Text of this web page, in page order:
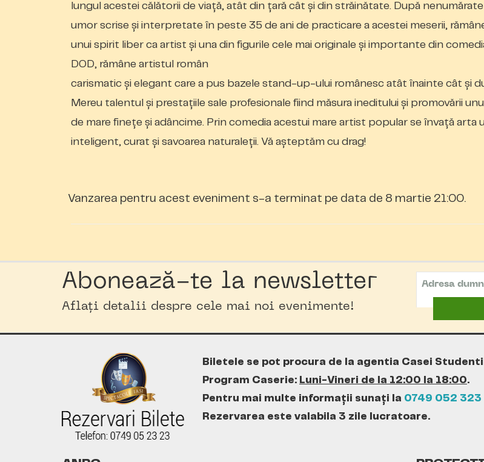
lungul acestei călătorii de viață, atât din țară cât și din străinătate. După
umor scrise și interpretate în peste 35 de ani de practicare a acestei meserii,
unui spirit liber ca artist și una din figurile cele mai originale și importante din
DOD, rămâne artistul român
carismatic și elegant care a pus bazele stand-up-ului românesc atât înainte cât și
Mereu talentul și prestațiile sale profesionale fiind măsura ineditului și promovării
de mare finețe și adâncime. Prin comedia acestui mare artist popular se învață arta
inteligent, curat și savoarea naturaleții. Vă așteptăm cu drag!
Vanzarea pentru acest eveniment s-a terminat pe data de 8 martie 21:00.
Abonează-te la newsletter
Aflați detalii despre cele mai noi evenimente!
Biletele se pot procura de la agentia Casei
Program Caserie: Luni-Vineri de la 12:00 la 18:00.
Pentru mai multe informații sunați la 0749 052 323
Rezervarea este valabila 3 zile lucratoare.